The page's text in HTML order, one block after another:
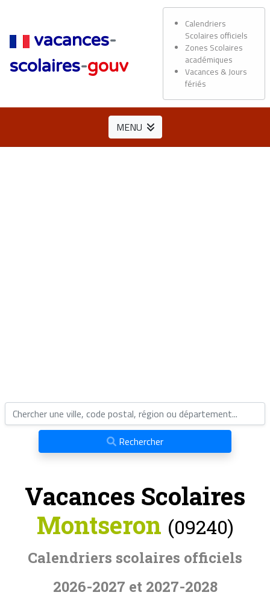
vacances-
scolaires-gouv
Calendriers
Scolaires officiels
Zones Scolaires
académiques
Vacances & Jours
fériés
MENU
Rechercher
Vacances Scolaires
Montseron (09240)
Calendriers scolaires officiels
2026-2027 et 2027-2028